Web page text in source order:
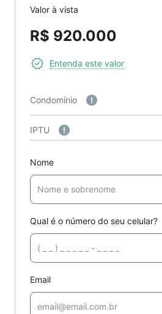
Valor à vista
R$ 920.000
Entenda este valor
Condomínio
IPTU
Nome
Qual é o número do seu celular?
Email